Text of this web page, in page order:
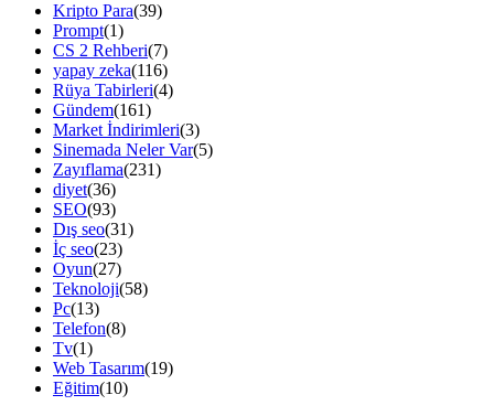
Kripto Para(39)
Prompt(1)
CS 2 Rehberi(7)
yapay zeka(116)
Rüya Tabirleri(4)
Gündem(161)
Market İndirimleri(3)
Sinemada Neler Var(5)
Zayıflama(231)
diyet(36)
SEO(93)
Dış seo(31)
İç seo(23)
Oyun(27)
Teknoloji(58)
Pc(13)
Telefon(8)
Tv(1)
Web Tasarım(19)
Eğitim(10)